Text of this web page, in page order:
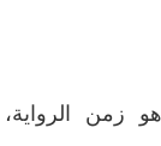
‬زمن